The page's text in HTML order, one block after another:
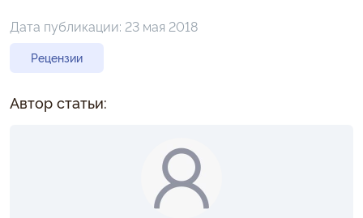
Дата публикации: 23 мая 2018
Рецензии
Автор статьи: